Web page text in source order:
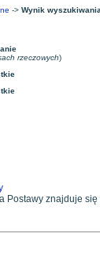
-> Wynik wyszukiwania
rzeczowych)
Postawy znajduje